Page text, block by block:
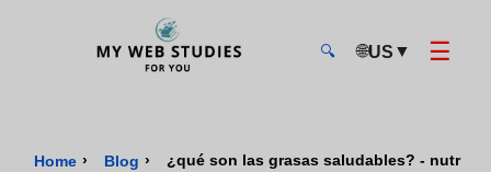
🔍 🌐US ▼ ☰
Home › Blog › ¿qué son las grasas saludables? -